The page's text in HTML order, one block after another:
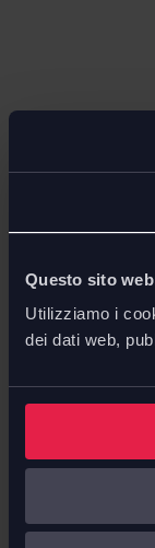
Questo sito
Utilizziamo i
dei dati web,